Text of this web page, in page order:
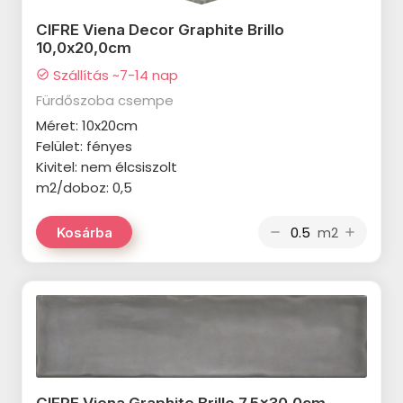
CERSANIT Only Marble
termékcsalád
CERSANIT Ginevra termékcsalád
CERSANIT Calacatta Classico
termékcsalád
CERSANIT Fernetti termékcsalád
CERSANIT Saragossa
termékcsalád
CERSANIT Vidal termékcsalád
MARAZZI Cloud termékcsalád
MARAZZI Lume termékcsalád
CIFRE Viena Decor Graphite Brillo
10,0x20,0cm
check_circle Szállítás ~7-14 nap
Fürdőszoba csempe
Méret: 10x20cm
Felület: fényes
Kivitel: nem élcsiszolt
m2/doboz: 0,5
Kosárba remove m2 add